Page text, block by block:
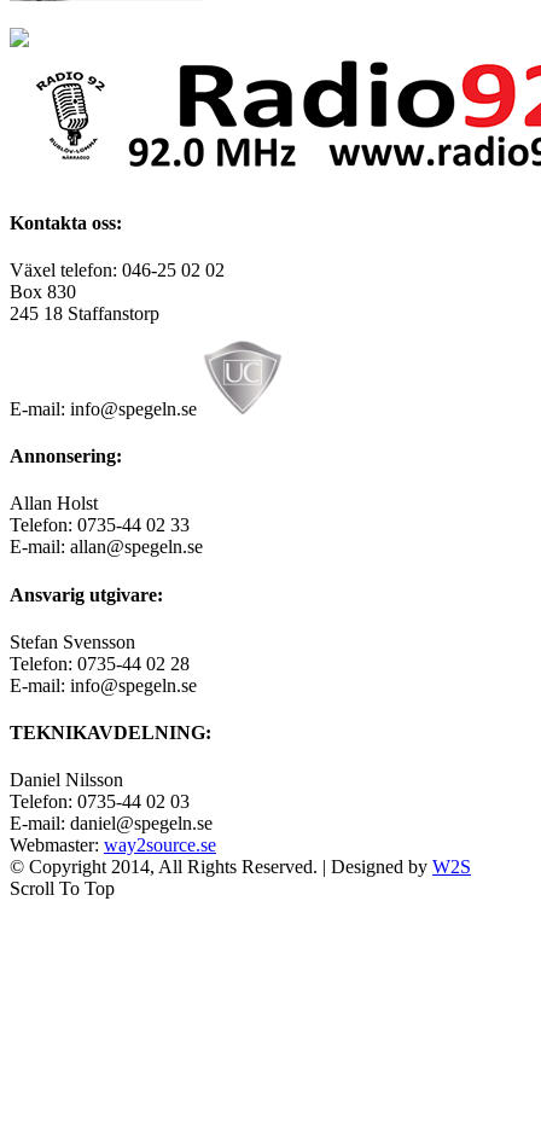
Kontakta oss:
Växel telefon: 046-25 02 02
Box 830
245 18 Staffanstorp
E-mail: info@spegeln.se
Annonsering:
Allan Holst
Telefon: 0735-44 02 33
E-mail: allan@spegeln.se
Ansvarig utgivare:
Stefan Svensson
Telefon: 0735-44 02 28
E-mail: info@spegeln.se
TEKNIKAVDELNING:
Daniel Nilsson
Telefon: 0735-44 02 03
E-mail: daniel@spegeln.se
Webmaster: way2source.se
© Copyright 2014, All Rights Reserved. | Designed by W2S
Scroll To Top